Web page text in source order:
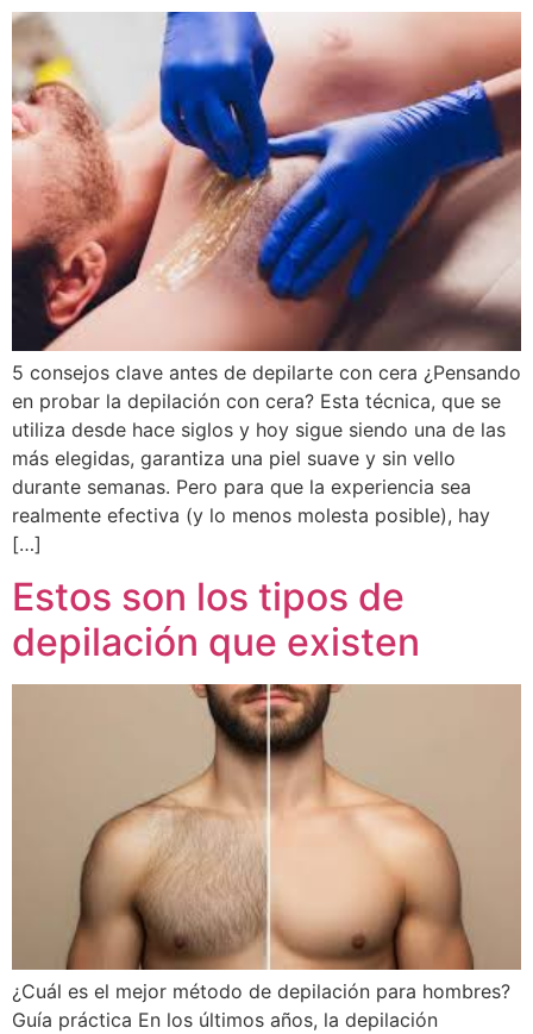
5 consejos clave antes de depilarte con cera ¿Pensando
en probar la depilación con cera? Esta técnica, que se
utiliza desde hace siglos y hoy sigue siendo una de las
más elegidas, garantiza una piel suave y sin vello
durante semanas. Pero para que la experiencia sea
realmente efectiva (y lo menos molesta posible), hay
[…]
Estos son los tipos de
depilación que existen
¿Cuál es el mejor método de depilación para hombres?
Guía práctica En los últimos años, la depilación